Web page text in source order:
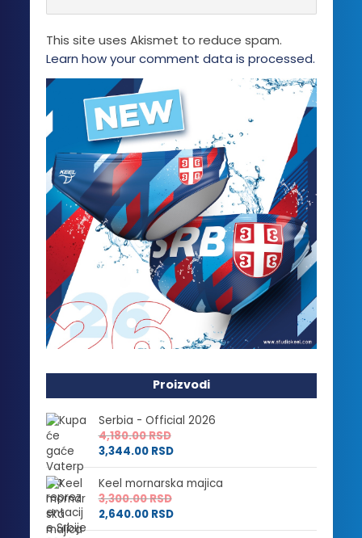
This site uses Akismet to reduce spam.
Learn how your comment data is processed.
Proizvodi
Serbia - Official 2026
4,180.00RSD
3,344.00 RSD
Keel mornarska majica
3,300.00RSD
2,640.00 RSD